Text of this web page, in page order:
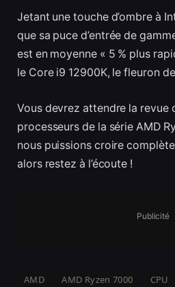
Jetant une touche d’ombre à
que sa puce d’entrée de
est en moyenne « 5 % plus
le Core i9 12900K, le fleuron
Vous devrez attendre la revue
processeurs de la série AMD
nous puissions croire
alors restez à l’écoute !
Publicité
AMD AMD Ryzen 7000 CPU